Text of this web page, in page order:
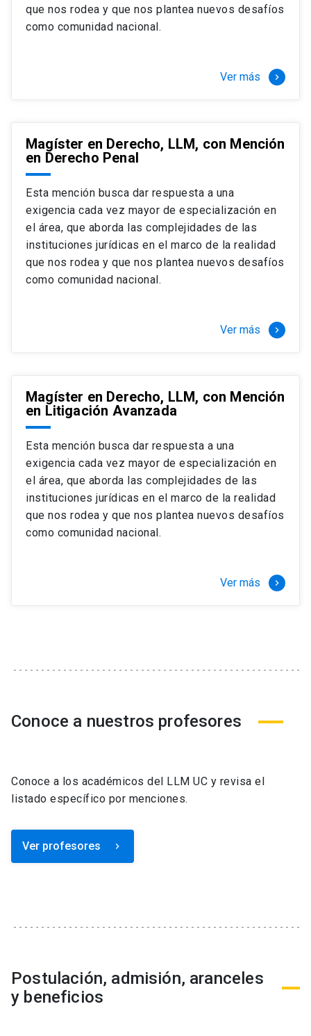
que nos rodea y que nos plantea nuevos desafíos
como comunidad nacional.
Ver más keyboard_arrow_right
Magíster en Derecho, LLM, con Mención
en Derecho Penal
Esta mención busca dar respuesta a una
exigencia cada vez mayor de especialización en
el área, que aborda las complejidades de las
instituciones jurídicas en el marco de la realidad
que nos rodea y que nos plantea nuevos desafíos
como comunidad nacional.
Ver más keyboard_arrow_right
Magíster en Derecho, LLM, con Mención
en Litigación Avanzada
Esta mención busca dar respuesta a una
exigencia cada vez mayor de especialización en
el área, que aborda las complejidades de las
instituciones jurídicas en el marco de la realidad
que nos rodea y que nos plantea nuevos desafíos
como comunidad nacional.
Ver más keyboard_arrow_right
Conoce a nuestros profesores
Conoce a los académicos del LLM UC y revisa el
listado específico por menciones.
Ver profesores keyboard_arrow_right
Postulación, admisión, aranceles
y beneficios